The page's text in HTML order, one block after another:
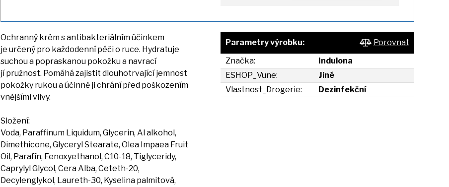
Ochranný krémsantibakteriálním účinkem
je určený pro každodenní péčio ruce. Hydratuje
suchoua popraskanou pokožkua navrací
jípružnost. Pomáhá zajistit dlouhotrvající jemnost
pokožky rukouaúčinně jichrání před poškozením
vnějšími vlivy.
Složení:
Voda, Paraffinum Liquidum, Glycerin, Alalkohol,
Dimethicone, Glyceryl Stearate, Olea Impaea Fruit
Oil, Parafín, Fenoxyethanol, C10-18, Tiglyceridy,
Caprylyl Glycol, Cera Alba, Ceteth-20,
Decylenglykol, Laureth-30, Kyselina palmitová,
Parametry výrobku:
Porovnat
Značka:
Indulona
ESHOP_Vune:
Jiné
Vlastnost_Drogerie:
Dezinfekční